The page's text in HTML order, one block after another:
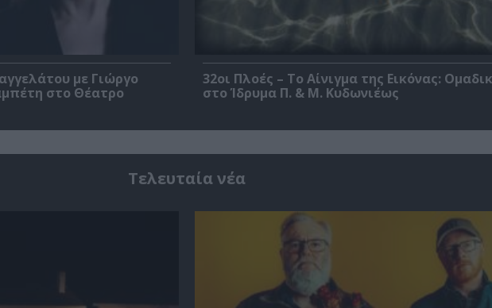
με Γιώργο
στο Θέατρο
32οι Πλοές – Το Αίνιγμα της Εικόνας:
στο Ίδρυμα Π. & Μ. Κυδωνιέως
Τελευταία νέα